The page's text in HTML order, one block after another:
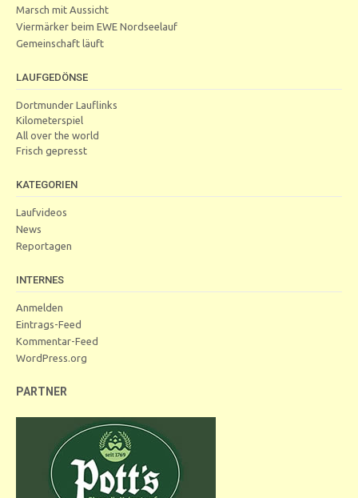
Marsch mit Aussicht
Viermärker beim EWE Nordseelauf
Gemeinschaft läuft
LAUFGEDÖNSE
Dortmunder Lauflinks
Kilometerspiel
All over the world
Frisch gepresst
KATEGORIEN
Laufvideos
News
Reportagen
INTERNES
Anmelden
Eintrags-Feed
Kommentar-Feed
WordPress.org
PARTNER